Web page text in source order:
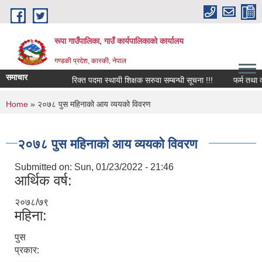
Skip to main content
रूपा गाउँपालिका, गाउँ कार्यपालिकाको कार्यालय
गण्डकी प्रदेश, कास्की, नेपाल
समाचार रिक्त पदमा स्थायी शिक्षक सरुवा सम्बन्धी सूचना !!! फर्म तथा
You are here
Home » २०७८ पुस महिनाको आय व्ययको विवरण
२०७८ पुस महिनाको आय व्ययको विवरण
Submitted on: Sun, 01/23/2022 - 21:46
आर्थिक वर्ष:
२०७८/७९
महिना:
पुस
प्रकार: